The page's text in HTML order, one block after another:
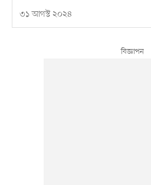
৩১ আগস্ট ২০২৪